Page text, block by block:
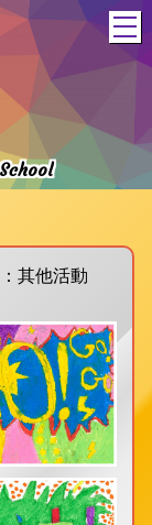
其他活動